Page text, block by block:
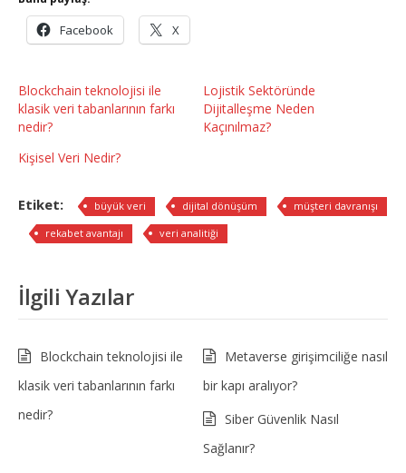
Facebook X
Blockchain teknolojisi ile
klasik veri tabanlarının farkı
nedir?
Lojistik Sektöründe
Dijitalleşme Neden
Kaçınılmaz?
Kişisel Veri Nedir?
Etiket: büyük veri dijital dönüşüm
müşteri davranışı
rekabet avantajı
veri analitiği
İlgili Yazılar
Blockchain teknolojisi ile
klasik veri tabanlarının farkı
nedir?
Metaverse girişimciliğe nasıl
bir kapı aralıyor?
Siber Güvenlik Nasıl
Sağlanır?